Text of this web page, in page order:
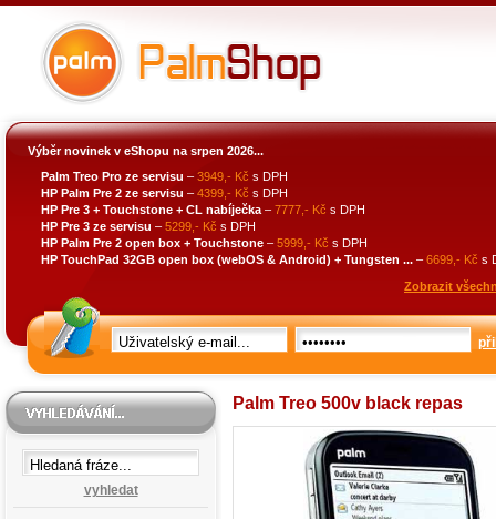
Výběr novinek v eShopu na srpen 2026...
Palm Treo Pro ze servisu – 3949,- Kč s DPH
HP Palm Pre 2 ze servisu – 4399,- Kč s DPH
HP Pre 3 + Touchstone + CL nabíječka – 7777,- Kč s DPH
HP Pre 3 ze servisu – 5299,- Kč s DPH
HP Palm Pre 2 open box + Touchstone – 5999,- Kč s DPH
HP TouchPad 32GB open box (webOS & Android) + Tungsten ... – 6699,- Kč s
Zobrazit
vyhledat
Palm Treo 500v black repas